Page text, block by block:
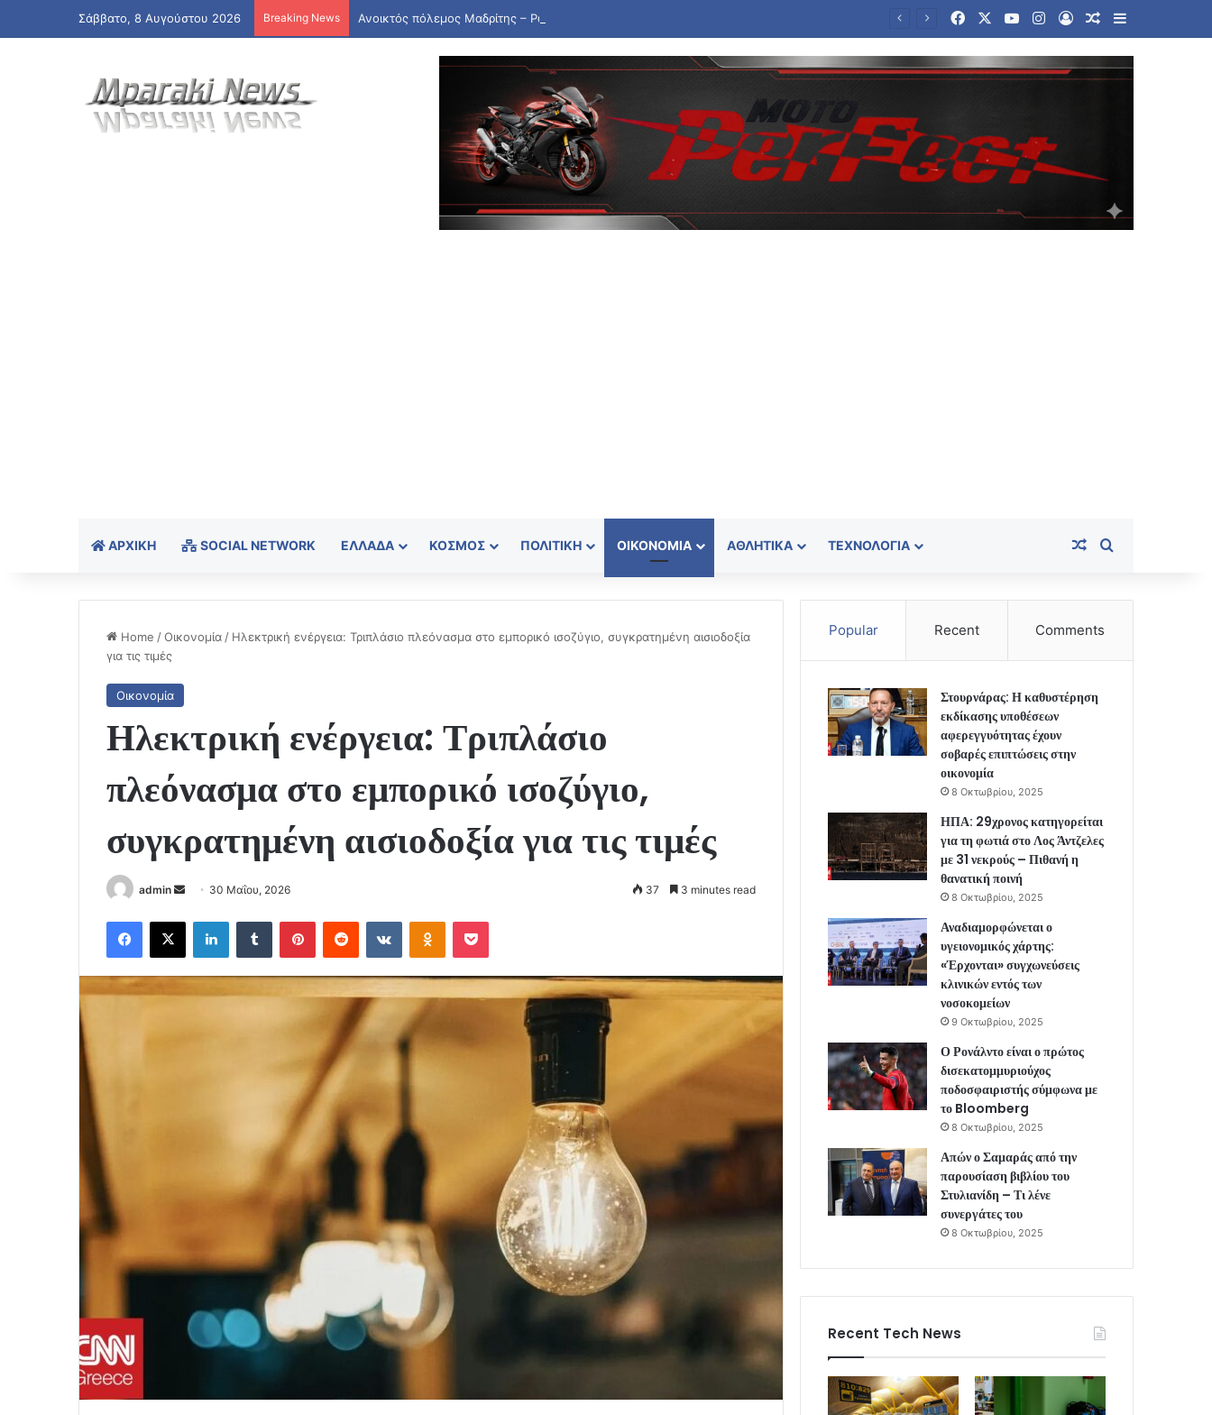
Σάββατο, 8 Αυγούστου 2026 Breaking News FacebookYouTubeInstagram
Log InRandom Article
Sidebar
ΑΡΧΙΚΉ SOCIAL NETWORK ΕΛΛΆΔΑ ΚΌΣΜΟΣ ΠΟΛΙΤΙΚΉ ΟΙΚΟΝΟΜΊΑ ΑΘΛΗΤΙΚΆ ΤΕΧΝΟΛΟΓΊΑ Random Article
Home /Οικονομία / Ηλεκτρική ενέργεια: Τριπλάσιο πλεόνασμα στο εμπορικό ισοζύγιο, συγκρατημένη αισιοδοξία
για τις τιμές
Οικονομία
Ηλεκτρική ενέργεια: Τριπλάσιο
πλεόνασμα στο εμπορικό ισοζύγιο,
συγκρατημένη αισιοδοξία για τις τιμές
admin
Send
email
30 Μαΐου, 2026 37 3 minutes read
Facebook
X LinkedInTumblr PinterestReddit VKontakteOdnoklassniki
Pocket
Popular Recent Comments
Στουρνάρας: Η καθυστέρηση
εκδίκασης υποθέσεων
αφερεγγυότητας έχουν
σοβαρές επιπτώσεις στην
οικονομία
8 Οκτωβρίου, 2025
ΗΠΑ: 29χρονος κατηγορείται
για τη φωτιά στο Λος Άντζελες
με 31 νεκρούς – Πιθανή η
θανατική ποινή
8 Οκτωβρίου, 2025
Αναδιαμορφώνεται ο
υγειονομικός χάρτης:
«Έρχονται» συγχωνεύσεις
κλινικών εντός των
νοσοκομείων
9 Οκτωβρίου, 2025
Ο Ρονάλντο είναι ο πρώτος
δισεκατομμυριούχος
ποδοσφαιριστής σύμφωνα με
το Bloomberg
8 Οκτωβρίου, 2025
Απών ο Σαμαράς από την
παρουσίαση βιβλίου του
Στυλιανίδη – Τι λένε
συνεργάτες του
8 Οκτωβρίου, 2025
Recent Tech News